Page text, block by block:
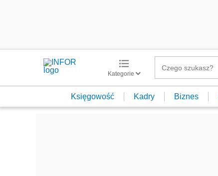
Kategorie
Księgowość Kadry Biznes